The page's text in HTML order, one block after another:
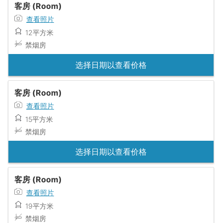
客房 (Room)
查看照片
12平方米
禁烟房
选择日期以查看价格
客房 (Room)
查看照片
15平方米
禁烟房
选择日期以查看价格
客房 (Room)
查看照片
19平方米
禁烟房